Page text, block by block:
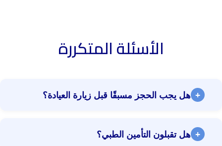
الأسئلة المتكررة
+ هل يجب الحجز مسبقًا قبل زيارة العيادة؟
يمكنك الحجز عبر الهاتف، واتساب، أو من خلال موقعنا الإلكتروني.
+ هل تقبلون التأمين الطبي؟